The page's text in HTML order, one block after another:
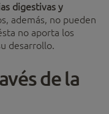
digestivas y
además, no pueden
no aporta los
desarrollo.
de la